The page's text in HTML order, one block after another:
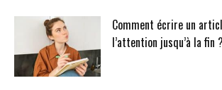
Comment écrire un
l’attention jusqu’à la fin ?